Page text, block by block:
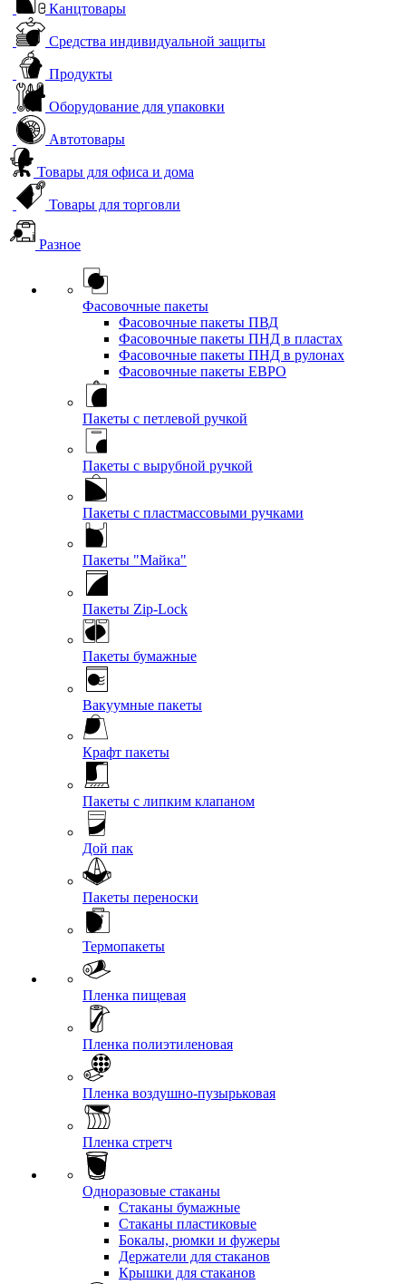
Канцтовары
Средства индивидуальной защиты
Продукты
Оборудование для упаковки
Автотовары
Товары для офиса и дома
Товары для торговли
Разное
Фасовочные пакеты
Фасовочные пакеты ПВД
Фасовочные пакеты ПНД в пластах
Фасовочные пакеты ПНД в рулонах
Фасовочные пакеты ЕВРО
Пакеты с петлевой ручкой
Пакеты с вырубной ручкой
Пакеты с пластмассовыми ручками
Пакеты "Майка"
Пакеты Zip-Lock
Пакеты бумажные
Вакуумные пакеты
Крафт пакеты
Пакеты с липким клапаном
Дой пак
Пакеты переноски
Термопакеты
Пленка пищевая
Пленка полиэтиленовая
Пленка воздушно-пузырьковая
Пленка стретч
Одноразовые стаканы
Стаканы бумажные
Стаканы пластиковые
Бокалы, рюмки и фужеры
Держатели для стаканов
Крышки для стаканов